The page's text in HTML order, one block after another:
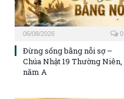
06/08/2026 0
Đừng sống bằng nỗi sợ –
Chúa Nhật 19 Thường Niên,
năm A